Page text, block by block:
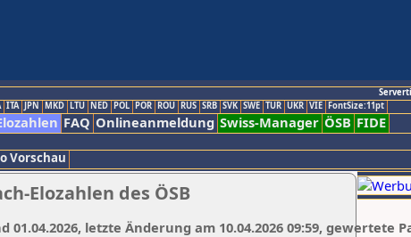
ITA JPN MKD LTU NED POL POR ROU RUS SRB SVK SWE TUR UKR VIE FontSize:11pt
FAQ Onlineanmeldung Swiss-Manager ÖSB FIDE
Vorschau
Elozahlen des ÖSB
01.04.2026, letzte Änderung am 10.04.2026 09:59, gewertete